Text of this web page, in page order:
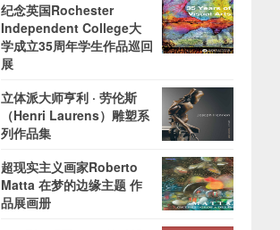
纪念英国Rochester
Independent College大
学成立35周年学生作品巡回
展
立体派大师亨利 · 劳伦斯
（Henri Laurens）雕塑系
列作品集
超现实主义画家Roberto
Matta 在梦的边缘主题 作
品展画册